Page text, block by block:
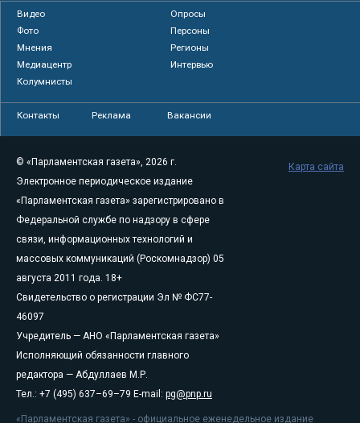
Видео
Опросы
Фото
Персоны
Мнения
Регионы
Медиацентр
Интервью
Колумнисты
Контакты Реклама Вакансии
© «Парламентская газета», 2026 г.
Электронное периодическое издание
«Парламентская газета» зарегистрировано в
Федеральной службе по надзору в сфере
связи, информационных технологий и
массовых коммуникаций (Роскомнадзор) 05
августа 2011 года. 18+
Свидетельство о регистрации Эл № ФС77-
46097
Учредитель — АНО «Парламентская газета»
Исполняющий обязанности главного
редактора — Абдуллаев М.Р.
Тел.: +7 (495) 637–69–79 E-mail: pg@pnp.ru
«Парламентская газета» - официальное еженедельное издание
Карта сайта